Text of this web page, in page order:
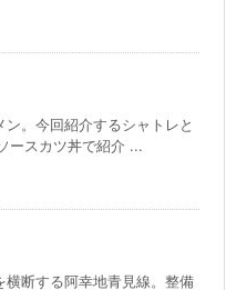
。今回紹介するシャトレと
ースカツ丼で紹介 ...
横断する阿幸地青見線。整備